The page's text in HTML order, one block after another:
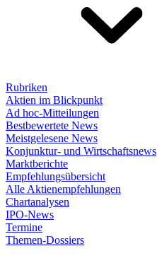
Rubriken
Aktien im Blickpunkt
Ad hoc-Mitteilungen
Bestbewertete News
Meistgelesene News
Konjunktur- und Wirtschaftsnews
Marktberichte
Empfehlungsübersicht
Alle Aktienempfehlungen
Chartanalysen
IPO-News
Termine
Themen-Dossiers